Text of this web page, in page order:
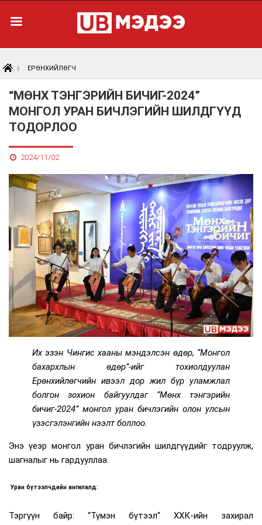
ЕРӨНХИЙЛӨГЧ
“МӨНХ ТЭНГЭРИЙН БИЧИГ-2024”
МОНГОЛ УРАН БИЧЛЭГИЙН ШИЛДГҮҮД
ТОДОРЛОО
2024/11/02
Их эзэн Чингис хааны мэндэлсэн өдөр, “Монгол
бахархлын өдөр”-ийг тохиолдуулан
Ерөнхийлөгчийн ивээл дор жил бүр уламжлал
болгон зохион байгуулдаг “Мөнх тэнгэрийн
бичиг-2024” монгол уран бичлэгийн олон улсын
үзэсгэлэнгийн нээлт боллоо.
Энэ үеэр монгол уран бичлэгийн шилдгүүдийг тодруулж,
шагналыг нь гардууллаа.
Уран бүтээлчдийн ангилалд:
Тэргүүн байр: “Түмэн бүтээл“ ХХК-ийн захирал